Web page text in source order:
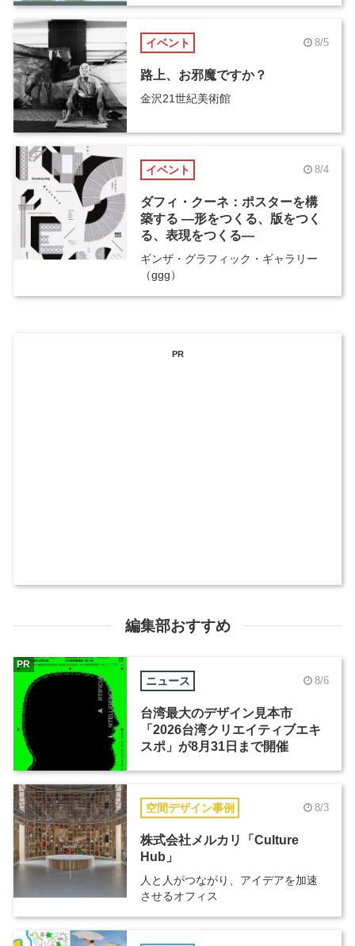
イベント 8/5
路上、お邪魔ですか？
金沢21世紀美術館
イベント 8/4
ダフィ・クーネ：ポスターを構
築する ―形をつくる、版をつく
る、表現をつくる―
ギンザ・グラフィック・ギャラリー
（ggg）
PR
編集部おすすめ
ニュース 8/6
台湾最大のデザイン見本市
「2026台湾クリエイティブエキ
スポ」が8月31日まで開催
PR
空間デザイン事例 8/3
株式会社メルカリ「Culture
Hub」
人と人がつながり、アイデアを加速
させるオフィス